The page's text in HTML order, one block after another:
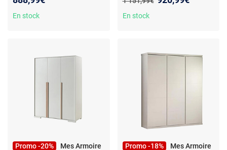
En stock
étagère - tringle - particules -
métal
En stock
Promo -20%
Mes Armoire
Promo -18%
Mes Armoire